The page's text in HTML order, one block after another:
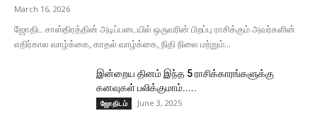
March 16, 2026
ஜோதிட சாஸ்திரத்தின் அடிப்படையில் ஒருவரின் பிறப்பு ராசிக்கும் அவர்களின்
எதிர்கால வாழ்க்கை, காதல் வாழ்க்கை, நிதி நிலை மற்றும்...
இன்றைய தினம் இந்த 5 ராசிக்காரங்களுக்கு
கனவுகள் பலிக்குமாம்.....
ஜோதிடம் June 3, 2025